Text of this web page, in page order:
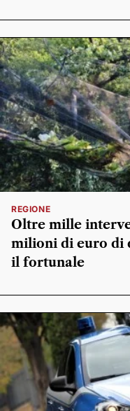
REGIONE
Oltre mille
milioni di euro di
il fortunale